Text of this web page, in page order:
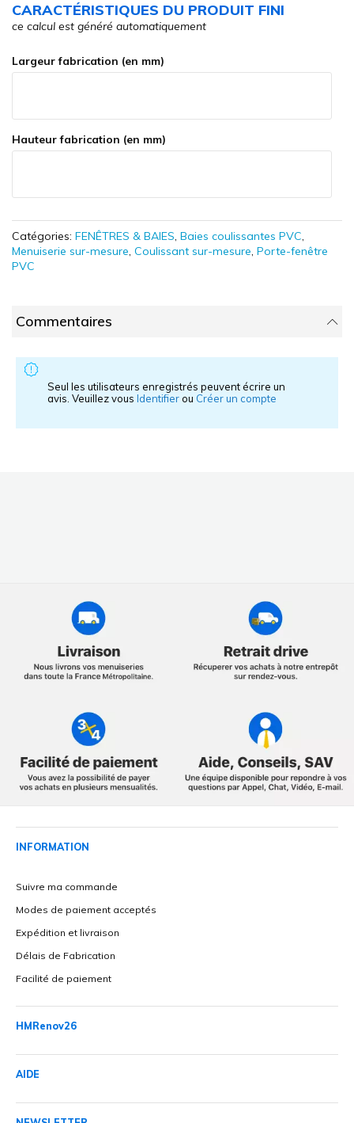
CARACTÉRISTIQUES DU PRODUIT FINI
ce calcul est généré automatiquement
Largeur fabrication (en mm)
Hauteur fabrication (en mm)
Catégories: FENÊTRES & BAIES, Baies coulissantes PVC,
Menuiserie sur-mesure, Coulissant sur-mesure, Porte-fenêtre
PVC
Commentaires
Seul les utilisateurs enregistrés peuvent écrire un
avis. Veuillez vous Identifierou Créer un compte
INFORMATION
Suivre ma commande
Modes de paiement acceptés
Expédition et livraison
Délais de Fabrication
Facilité de paiement
HMRenov26
AIDE